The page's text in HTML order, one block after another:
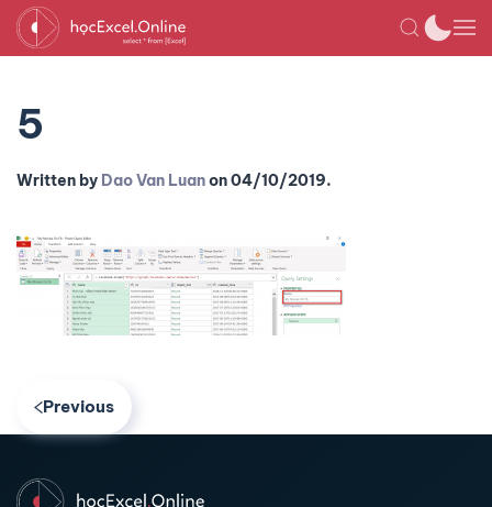
5
Written by Dao Van Luanon04/10/2019.
Previous